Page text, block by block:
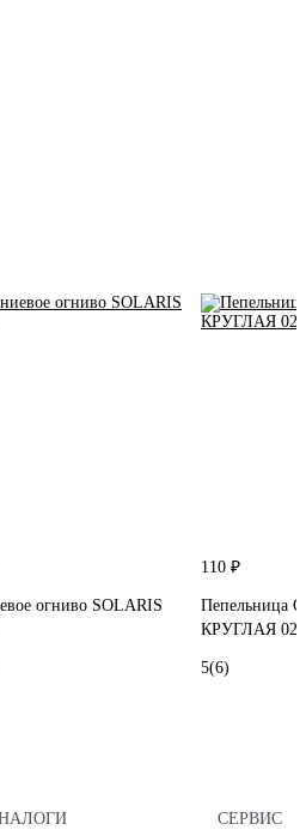
огниво SOLARIS
110 ₽
Пепельница
КРУГЛАЯ
5(6)
СЕРВИС